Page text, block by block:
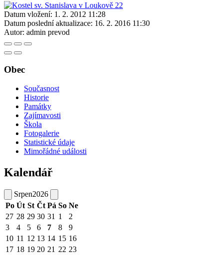
Datum vložení: 1. 2. 2012 11:28
Datum poslední aktualizace: 16. 2. 2016 11:30
Autor: admin prevod
Obec
Současnost
Historie
Památky
Zajímavosti
Škola
Fotogalerie
Statistické údaje
Mimořádné události
Kalendář
Srpen2026
Po Út St Čt Pá So Ne
27 28 29 30 31 1
2
3
4 5 6 7 8
9
10 11 12 13 14 15 16
17 18 19 20 21 22 23